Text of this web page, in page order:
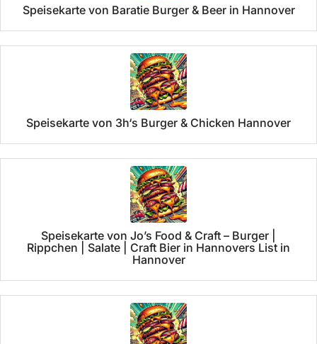
Speisekarte von Baratie Burger & Beer in Hannover
Speisekarte von 3h‘s Burger & Chicken Hannover
Speisekarte von Jo’s Food & Craft – Burger |
Rippchen | Salate | Craft Bier in Hannovers List in
Hannover